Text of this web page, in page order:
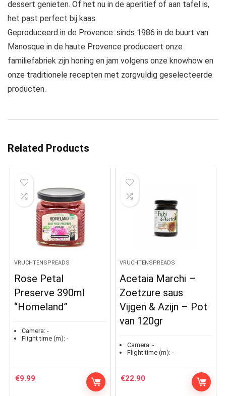
dessert genieten. Of het nu in de aperitief of aan tafel is,
het past perfect bij kaas.
Geproduceerd in de Provence: sinds 1986 in de buurt van
Manosque in de haute Provence produceert onze
familiefabriek zijn honing en jam volgens onze knowhow en
onze traditionele recepten met zorgvuldig geselecteerde
producten.
Related Products
VRUCHTENSPREADS
Rose Petal
Preserve 390ml
“Homeland”
Camera: -
Flight time (m): -
€9.99
VRUCHTENSPREADS
Acetaia Marchi –
Zoetzure saus
Vijgen & Azijn – Pot
van 120gr
Camera: -
Flight time (m): -
€22.90